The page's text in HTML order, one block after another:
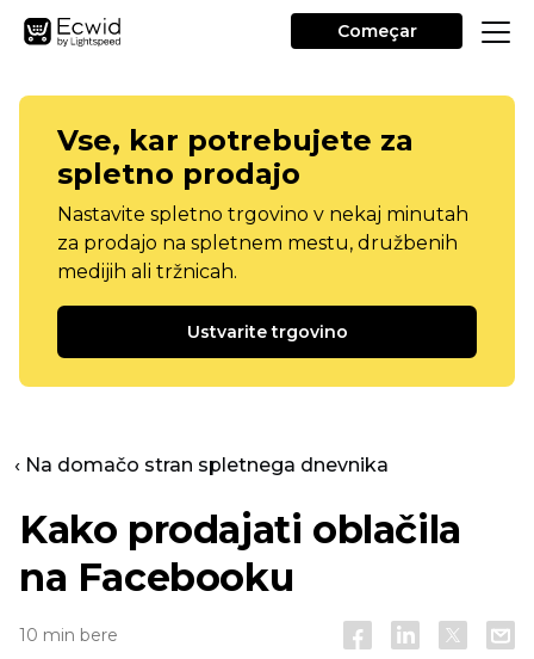
Começar
Vse, kar potrebujete za
spletno prodajo
Nastavite spletno trgovino v nekaj minutah
za prodajo na spletnem mestu, družbenih
medijih ali tržnicah.
Ustvarite trgovino
‹ Na domačo stran spletnega dnevnika
Kako prodajati oblačila
na Facebooku
10 min bere